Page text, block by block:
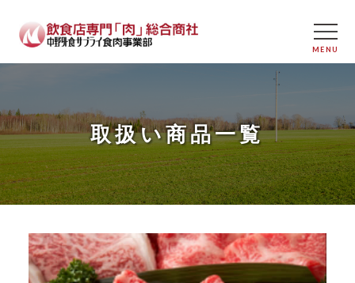
取扱い商品一覧